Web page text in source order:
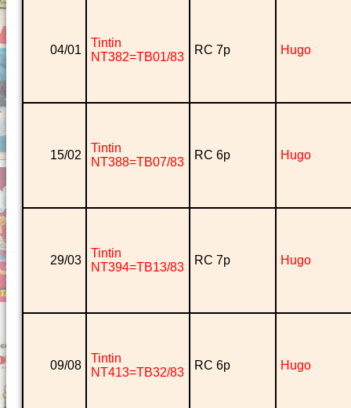
04/01
Tintin
NT382=TB01/83
RC 7p Hugo
15/02
Tintin
NT388=TB07/83
RC 6p Hugo
29/03
Tintin
NT394=TB13/83
RC 7p Hugo
09/08
Tintin
NT413=TB32/83
RC 6p Hugo